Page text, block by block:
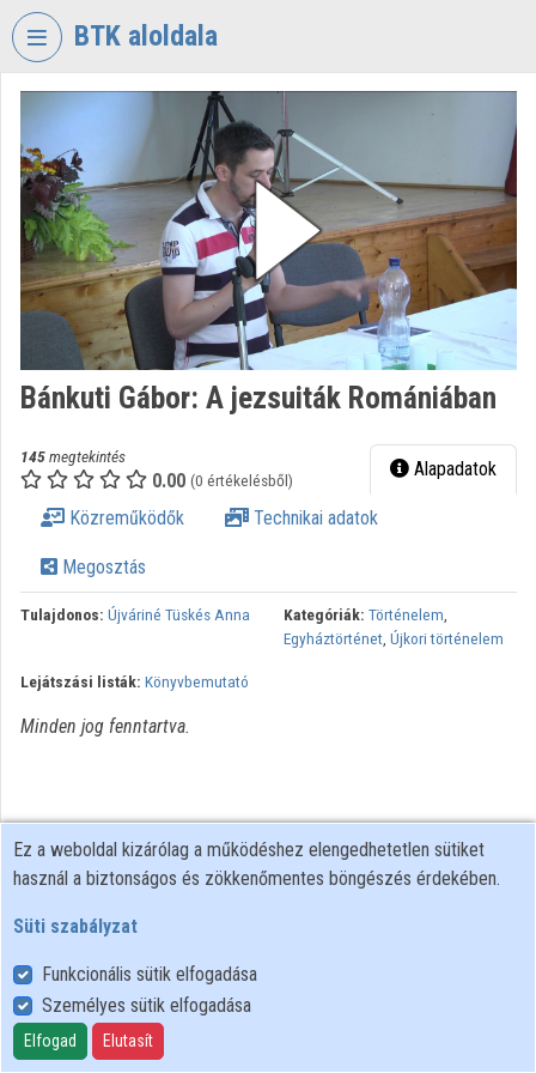
Fejléc kihagyása
BTK aloldala
BÖLCSÉSZETTUDOMÁNYI
KUTATÓKÖZPONT
Intézményi kezdőlap
Bejelentkezés
Intézményi felfedezés
Kategóriák
Intézményi listák
Intézmények
Közreműködők
Bánkuti Gábor: A jezsuiták Romániában
145megtekintés
0.00 (0 értékelésből) Alapadatok
Közreműködők Technikai adatok
Megosztás
Tulajdonos: Újváriné Tüskés Anna Kategóriák: Történelem,
Egyháztörténet, Újkori történelem
Lejátszási listák: Könyvbemutató
Minden jog fenntartva.
Felhasználói szabályzat
Adatkezelési tájékoztató
Süti szabályzat
Ez a weboldal kizárólag a működéshez elengedhetetlen sütiket
használ a biztonságos és zökkenőmentes böngészés érdekében.
Süti szabályzat
Funkcionális sütik elfogadása
Személyes sütik elfogadása
Elfogad Elutasít